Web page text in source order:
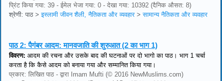
प्रिंट किया गया: 39 - ईमेल भेजा गया: 0 - देखा गया: 10392 (दैनिक औसत: 8)
श्रेणी: पाठ >इस्लामी जीवन शैली, नैतिकता और व्यवहार >सामान्य नैतिकता और व्यवहार
पाठ 2:पैगंबर आदम: मानवजाति की शुरुआत (2 का भाग 1)
विवरण: आदम की रचना और उसके बाद की घटनाओं पर दो भागो का पाठ। भाग 1 चर्चा
करता है कि कैसे आदम को बनाया गया और सम्मानित किया गया।
प्रकार: लिखित पाठ - द्वारा Imam Mufti (© 2016 NewMuslims.com)